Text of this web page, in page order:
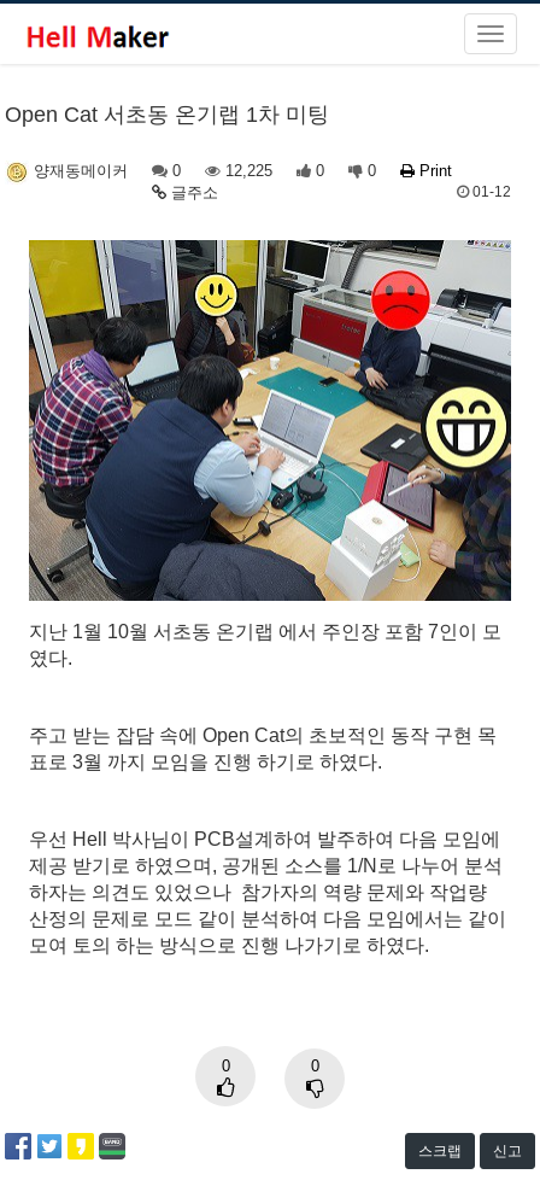
Open Cat 서초동 온기랩 1차 미팅
양재동메이커 0 12,225 0 0
Print
글주소
01-12
지난 1월 10월 서초동 온기랩 에서 주인장 포함 7인이 모
였다.
주고 받는 잡담 속에 Open Cat의 초보적인 동작 구현 목
표로 3월 까지 모임을 진행 하기로 하였다.
우선 Hell 박사님이 PCB설계하여 발주하여 다음 모임에
제공 받기로 하였으며, 공개된 소스를 1/N로 나누어 분석
하자는 의견도 있었으나 참가자의 역량 문제와 작업량
산정의 문제로 모드 같이 분석하여 다음 모임에서는 같이
모여 토의 하는 방식으로 진행 나가기로 하였다.
0 0
스크랩 신고